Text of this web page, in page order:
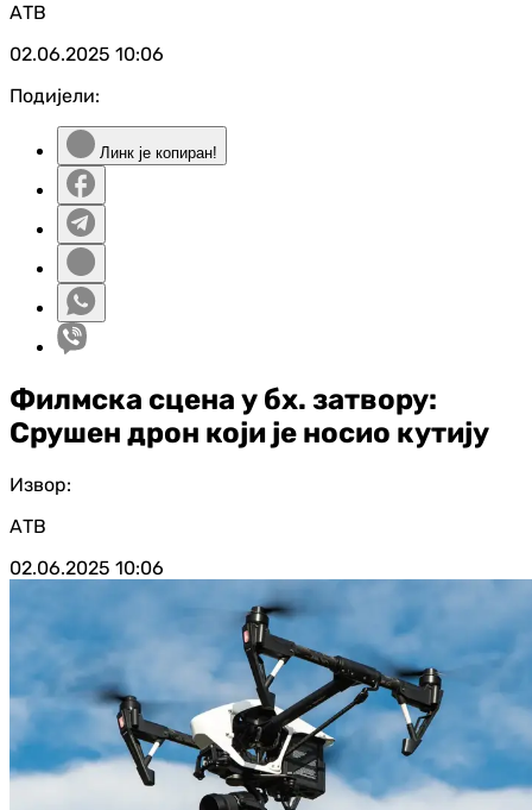
АТВ
02.06.2025 10:06
Подијели:
Линк је копиран!
Филмска сцена у бх. затвору:
Срушен дрон који је носио кутију
Извор:
АТВ
02.06.2025 10:06